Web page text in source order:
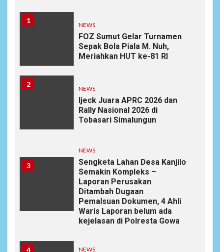
1
NEWS
FOZ Sumut Gelar Turnamen
Sepak Bola Piala M. Nuh,
Meriahkan HUT ke-81 RI
2
NEWS
Ijeck Juara APRC 2026 dan
Rally Nasional 2026 di
Tobasari Simalungun
3
NEWS
Sengketa Lahan Desa Kanjilo
Semakin Kompleks –
Laporan Perusakan
Ditambah Dugaan
Pemalsuan Dokumen, 4 Ahli
Waris Laporan belum ada
kejelasan di Polresta Gowa
4 NEWS